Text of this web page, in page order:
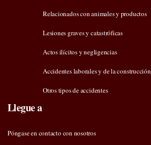
Relacionados con animales y productos
Lesiones graves y catastróficas
Actos ilícitos y negligencias
Accidentes laborales y de la construcción
Otros tipos de accidentes
Llegue a
Póngase en contacto con nosotros